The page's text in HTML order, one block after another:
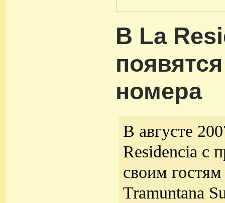
В La
номера
В августе
Residencia с
своим
Tramuntana